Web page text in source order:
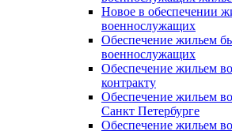
Новое в обеспечении
военнослужащих
Обеспечение жильем
военнослужащих
Обеспечение жильем
контракту
Обеспечение жильем
Санкт Петербурге
Обеспечение жильем